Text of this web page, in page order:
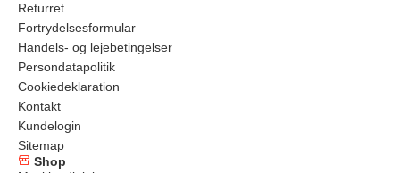
Returret
Fortrydelsesformular
Handels- og lejebetingelser
Persondatapolitik
Cookiedeklaration
Kontakt
Kundelogin
Sitemap
Shop